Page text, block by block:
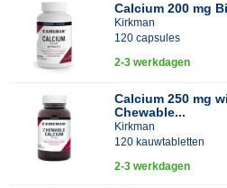
Calcium 200 mg
Kirkman
120 capsules
2-3 werkdagen
Calcium 250 mg
Chewable...
Kirkman
120 kauwtabletten
2-3 werkdagen